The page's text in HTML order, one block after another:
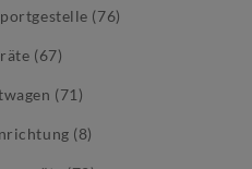
(76)
(67)
(71)
(8)